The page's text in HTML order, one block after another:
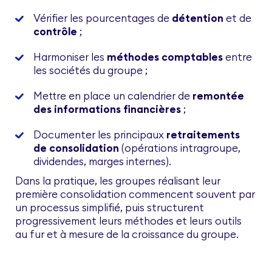
Vérifier les pourcentages de détention et de
contrôle ;
Harmoniser les méthodes comptablesentre
les sociétés du groupe ;
Mettre en place un calendrier de remontée
des informations financières ;
Documenter les principaux retraitements
de consolidation (opérations intragroupe,
dividendes, marges internes).
Dans la pratique, les groupes réalisant leur
première consolidation commencent souvent par
un processus simplifié, puis structurent
progressivement leurs méthodes et leurs outils
au fur et à mesure de la croissance du groupe.